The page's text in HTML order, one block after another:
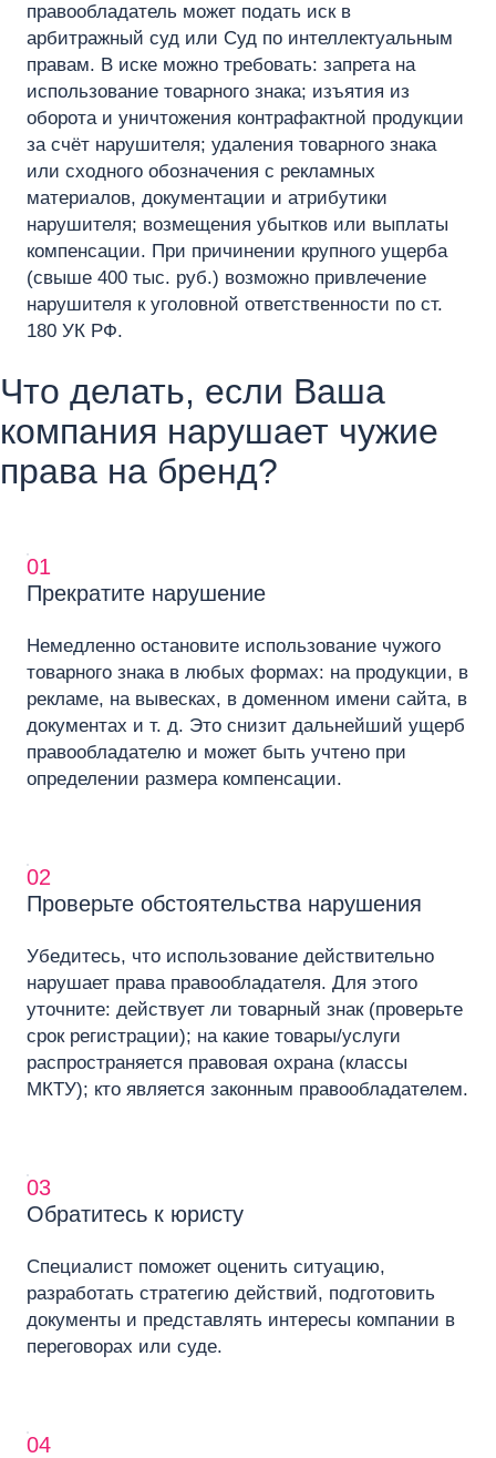
правообладатель может подать иск в
арбитражный суд или Суд по интеллектуальным
правам. В иске можно требовать: запрета на
использование товарного знака; изъятия из
оборота и уничтожения контрафактной продукции
за счёт нарушителя; удаления товарного знака
или сходного обозначения с рекламных
материалов, документации и атрибутики
нарушителя; возмещения убытков или выплаты
компенсации. При причинении крупного ущерба
(свыше 400 тыс. руб.) возможно привлечение
нарушителя к уголовной ответственности по ст.
180 УК РФ.
Что делать, если Ваша
компания нарушает чужие
права на бренд?
01
Прекратите нарушение
Немедленно остановите использование чужого
товарного знака в любых формах: на продукции, в
рекламе, на вывесках, в доменном имени сайта, в
документах и т. д. Это снизит дальнейший ущерб
правообладателю и может быть учтено при
определении размера компенсации.
02
Проверьте обстоятельства нарушения
Убедитесь, что использование действительно
нарушает права правообладателя. Для этого
уточните: действует ли товарный знак (проверьте
срок регистрации); на какие товары/услуги
распространяется правовая охрана (классы
МКТУ); кто является законным правообладателем.
03
Обратитесь к юристу
Специалист поможет оценить ситуацию,
разработать стратегию действий, подготовить
документы и представлять интересы компании в
переговорах или суде.
04